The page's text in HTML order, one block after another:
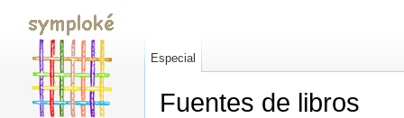
Fuentes de libros
Especial